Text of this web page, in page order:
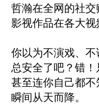
哲瀚在全网的社
影视作品在各大视
你以为不演戏、
总安全了吧？错！
甚至连你自己都
瞬间从天而降。